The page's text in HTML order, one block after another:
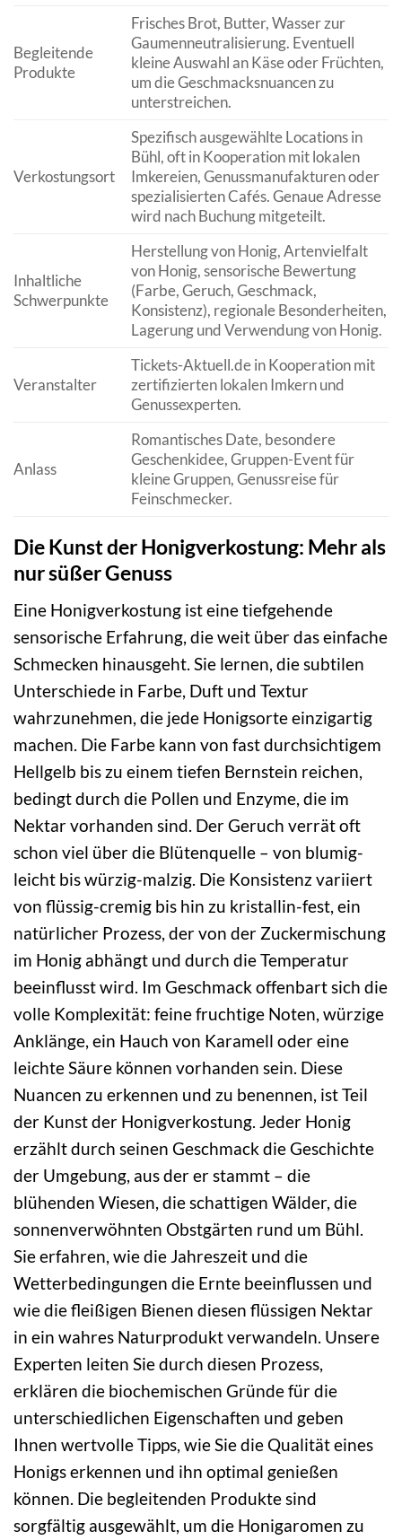
Begleitende
Produkte
Frisches Brot, Butter, Wasser zur
Gaumenneutralisierung. Eventuell
kleine Auswahl an Käse oder Früchten,
um die Geschmacksnuancen zu
unterstreichen.
Verkostungsort
Spezifisch ausgewählte Locations in
Bühl, oft in Kooperation mit lokalen
Imkereien, Genussmanufakturen oder
spezialisierten Cafés. Genaue Adresse
wird nach Buchung mitgeteilt.
Inhaltliche
Schwerpunkte
Herstellung von Honig, Artenvielfalt
von Honig, sensorische Bewertung
(Farbe, Geruch, Geschmack,
Konsistenz), regionale Besonderheiten,
Lagerung und Verwendung von Honig.
Veranstalter
Tickets-Aktuell.de in Kooperation mit
zertifizierten lokalen Imkern und
Genussexperten.
Anlass
Romantisches Date, besondere
Geschenkidee, Gruppen-Event für
kleine Gruppen, Genussreise für
Feinschmecker.
Die Kunst der Honigverkostung: Mehr als
nur süßer Genuss
Eine Honigverkostung ist eine tiefgehende
sensorische Erfahrung, die weit über das einfache
Schmecken hinausgeht. Sie lernen, die subtilen
Unterschiede in Farbe, Duft und Textur
wahrzunehmen, die jede Honigsorte einzigartig
machen. Die Farbe kann von fast durchsichtigem
Hellgelb bis zu einem tiefen Bernstein reichen,
bedingt durch die Pollen und Enzyme, die im
Nektar vorhanden sind. Der Geruch verrät oft
schon viel über die Blütenquelle – von blumig-
leicht bis würzig-malzig. Die Konsistenz variiert
von flüssig-cremig bis hin zu kristallin-fest, ein
natürlicher Prozess, der von der Zuckermischung
im Honig abhängt und durch die Temperatur
beeinflusst wird. Im Geschmack offenbart sich die
volle Komplexität: feine fruchtige Noten, würzige
Anklänge, ein Hauch von Karamell oder eine
leichte Säure können vorhanden sein. Diese
Nuancen zu erkennen und zu benennen, ist Teil
der Kunst der Honigverkostung. Jeder Honig
erzählt durch seinen Geschmack die Geschichte
der Umgebung, aus der er stammt – die
blühenden Wiesen, die schattigen Wälder, die
sonnenverwöhnten Obstgärten rund um Bühl.
Sie erfahren, wie die Jahreszeit und die
Wetterbedingungen die Ernte beeinflussen und
wie die fleißigen Bienen diesen flüssigen Nektar
in ein wahres Naturprodukt verwandeln. Unsere
Experten leiten Sie durch diesen Prozess,
erklären die biochemischen Gründe für die
unterschiedlichen Eigenschaften und geben
Ihnen wertvolle Tipps, wie Sie die Qualität eines
Honigs erkennen und ihn optimal genießen
können. Die begleitenden Produkte sind
sorgfältig ausgewählt, um die Honigaromen zu